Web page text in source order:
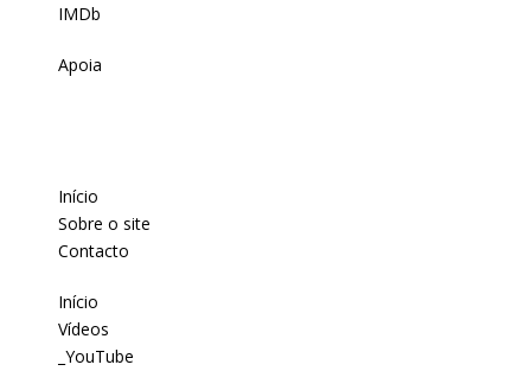
IMDb
Apoia
Início
Sobre o site
Contacto
Início
Vídeos
_YouTube